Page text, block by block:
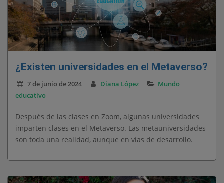
¿Existen universidades en el Metaverso?
7 de junio de 2024 Diana López
Mundo
educativo
Después de las clases en Zoom, algunas universidades
imparten clases en el Metaverso. Las metauniversidades
son toda una realidad, aunque en vías de desarrollo.